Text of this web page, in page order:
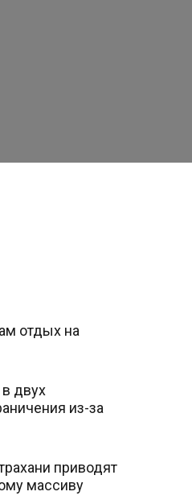
отдых на
двух
из-за
приводят
массиву